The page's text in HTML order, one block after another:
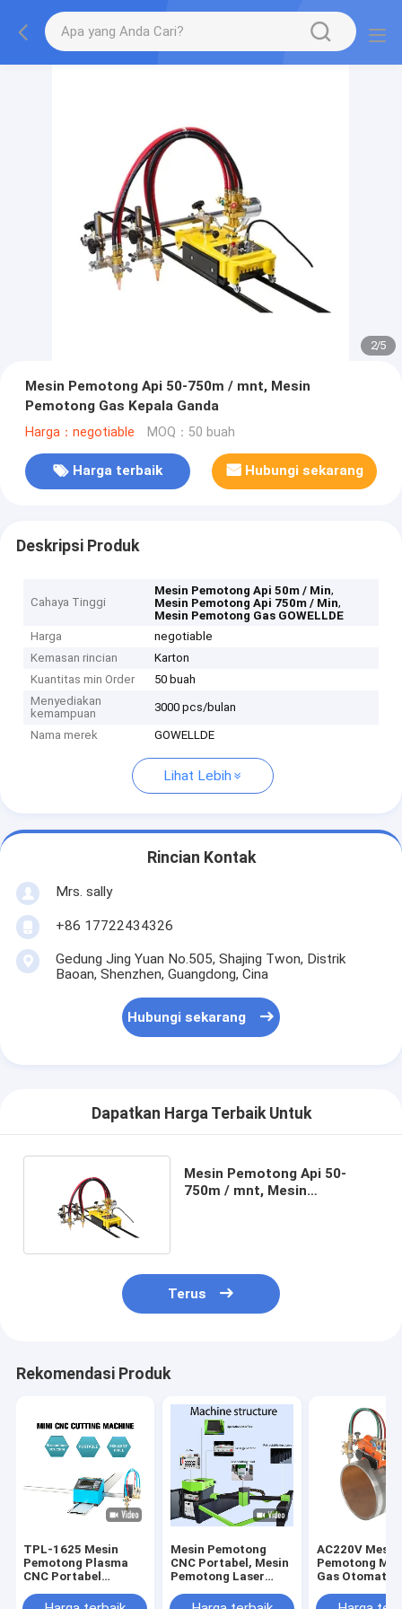
2/5
Mesin Pemotong Api 50-750m / mnt, Mesin
Pemotong Gas Kepala Ganda
Harga：negotiable MOQ：50 buah
Harga terbaik Hubungi sekarang
Deskripsi Produk
Cahaya Tinggi
Mesin Pemotong Api 50m / Min,
Mesin Pemotong Api 750m / Min,
Mesin Pemotong Gas GOWELLDE
Harga
negotiable
Kemasan rincian
Karton
Kuantitas min Order
50 buah
Menyediakan
kemampuan
3000 pcs/bulan
Nama merek GOWELLDE
Lihat Lebih
Rincian Kontak
Mrs. sally
+86 17722434326
Gedung Jing Yuan No.505, Shajing Twon, Distrik
Baoan, Shenzhen, Guangdong, Cina
Hubungi sekarang
Dapatkan Harga Terbaik Untuk
Mesin Pemotong Api 50-
750m / mnt, Mesin
Terus
Rekomendasi Produk
TPL-1625 Mesin
Pemotong Plasma
CNC Portabel
Tertutup
Mesin Pemotong
CNC Portabel, Mesin
Pemotong Laser
AC220V Mesin
Pemotong
Gas Otomatis
750m / Min